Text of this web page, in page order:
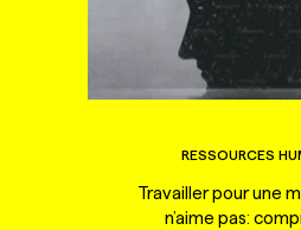
RESSOURCES
Travailler pour une
n’aime pas: